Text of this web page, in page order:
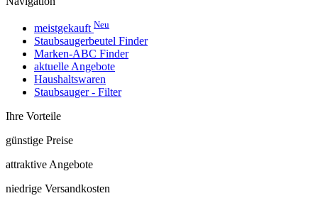
meistgekauft Neu
Staubsaugerbeutel Finder
Marken-ABC Finder
aktuelle Angebote
Haushaltswaren
Staubsauger - Filter
Ihre Vorteile
günstige Preise
attraktive Angebote
niedrige Versandkosten